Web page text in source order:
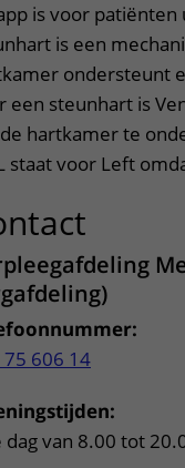
is voor
is een
ondersteunt
een steunhart is
hartkamer te
staat voor Left
75 606 14
dag van 8.00 tot